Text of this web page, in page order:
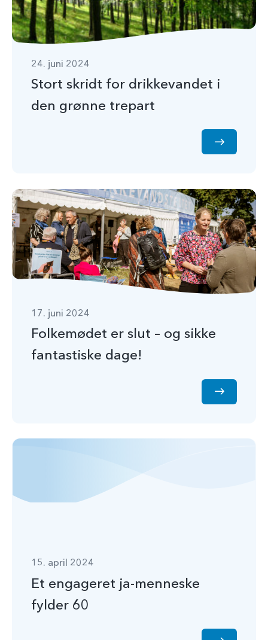
24. juni 2024
Stort skridt for drikkevandet i
den grønne trepart
17. juni 2024
Folkemødet er slut – og sikke
fantastiske dage!
15. april 2024
Et engageret ja-menneske
fylder 60